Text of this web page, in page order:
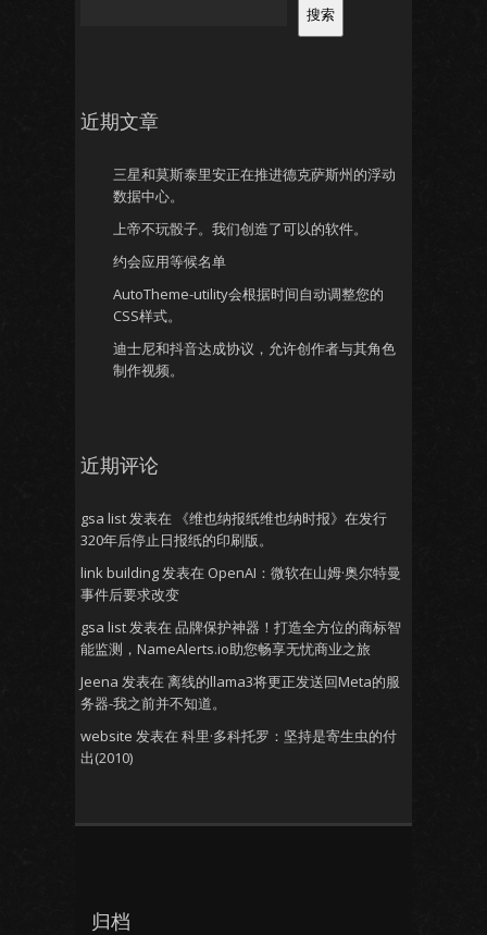
搜索
近期文章
三星和莫斯泰里安正在推进德克萨斯州的浮动
数据中心。
上帝不玩骰子。我们创造了可以的软件。
约会应用等候名单
AutoTheme-utility会根据时间自动调整您的
CSS样式。
迪士尼和抖音达成协议，允许创作者与其角色
制作视频。
近期评论
gsa list发表在
《维也纳报纸维也纳时报》在发行
320年后停止日报纸的印刷版。
link building发表在 OpenAI：微软在山姆·奥尔特曼
事件后要求改变
gsa list发表在 品牌保护神器！打造全方位的商标智
能监测，NameAlerts.io助您畅享无忧商业之旅
Jeena 发表在 离线的llama3将更正发送回Meta的服
务器-我之前并不知道。
website 发表在 科里·多科托罗：坚持是寄生虫的付
出(2010)
归档